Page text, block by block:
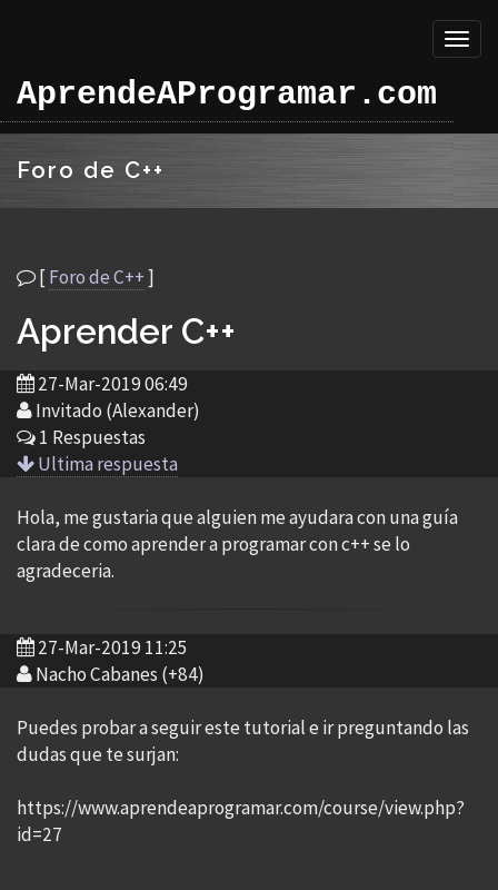
AprendeAProgramar.com
Foro de C++
[Foro de C++]
Aprender C++
27-Mar-2019 06:49
Invitado (Alexander)
1 Respuestas
Ultima respuesta
Hola, me gustaria que alguien me ayudara con una guía
clara de como aprender a programar con c++ se lo
agradeceria.
27-Mar-2019 11:25
Nacho Cabanes (+84)
Puedes probar a seguir este tutorial e ir preguntando las
dudas que te surjan:
https://www.aprendeaprogramar.com/course/view.php?
id=27